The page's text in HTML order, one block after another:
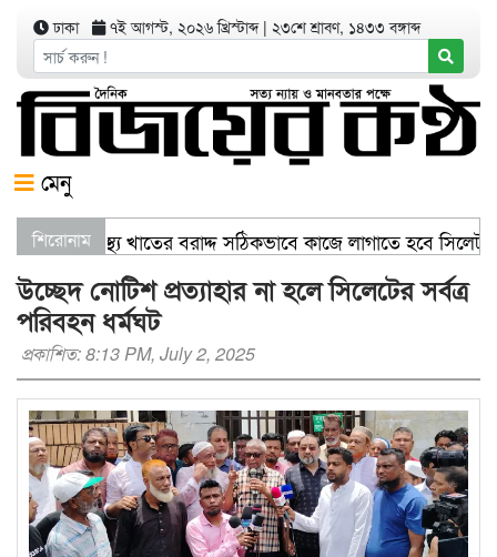
ঢাকা ৭ই আগস্ট, ২০২৬ খ্রিস্টাব্দ| ২৩শে শ্রাবণ, ১৪৩৩ বঙ্গাব্দ
মেনু
শিরোনামস্বাস্থ্য খাতের বরাদ্দ সঠিকভাবে কাজে লাগাতে হবে
উচ্ছেদ নোটিশ প্রত্যাহার না হলে সিলেটের সর্বত্র
পরিবহন ধর্মঘট
প্রকাশিত: 8:13 PM, July 2, 2025